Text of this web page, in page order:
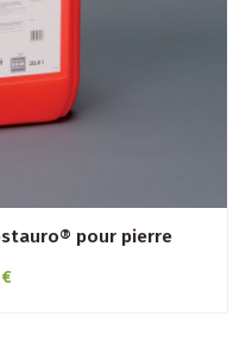
pour pierre